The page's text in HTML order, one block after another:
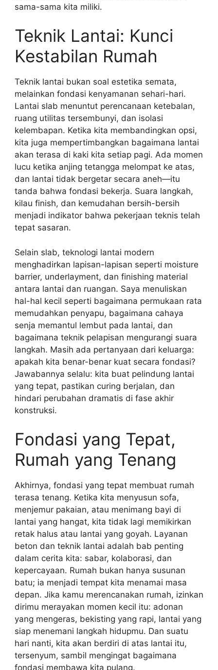
sama-sama kita miliki.
Teknik Lantai: Kunci
Kestabilan Rumah
Teknik lantai bukan soal estetika semata,
melainkan fondasi kenyamanan sehari-hari.
Lantai slab menuntut perencanaan ketebalan,
ruang utilitas tersembunyi, dan isolasi
kelembapan. Ketika kita membandingkan opsi,
kita juga mempertimbangkan bagaimana lantai
akan terasa di kaki kita setiap pagi. Ada momen
lucu ketika anjing tetangga melompat ke atas,
dan lantai tidak bergetar secara aneh—itu
tanda bahwa fondasi bekerja. Suara langkah,
kilau finish, dan kemudahan bersih-bersih
menjadi indikator bahwa pekerjaan teknis telah
tepat sasaran.
Selain slab, teknologi lantai modern
menghadirkan lapisan-lapisan seperti moisture
barrier, underlayment, dan finishing material
antara lantai dan ruangan. Saya menuliskan
hal-hal kecil seperti bagaimana permukaan rata
memudahkan penyapu, bagaimana cahaya
senja memantul lembut pada lantai, dan
bagaimana teknik pelapisan mengurangi suara
langkah. Masih ada pertanyaan dari keluarga:
apakah kita benar-benar kuat secara fondasi?
Jawabannya selalu: kita buat pelindung lantai
yang tepat, pastikan curing berjalan, dan
hindari perubahan dramatis di fase akhir
konstruksi.
Fondasi yang Tepat,
Rumah yang Tenang
Akhirnya, fondasi yang tepat membuat rumah
terasa tenang. Ketika kita menyusun sofa,
menjemur pakaian, atau menimang bayi di
lantai yang hangat, kita tidak lagi memikirkan
retak halus atau lantai yang goyah. Layanan
beton dan teknik lantai adalah bab penting
dalam cerita kita: sabar, kolaborasi, dan
kepercayaan. Rumah bukan hanya susunan
batu; ia menjadi tempat kita menamai masa
depan. Jika kamu merencanakan rumah, izinkan
dirimu merayakan momen kecil itu: adonan
yang mengeras, bekisting yang rapi, lantai yang
siap menemani langkah hidupmu. Dan suatu
hari nanti, kita akan berdiri di atas lantai itu,
tersenyum, sambil mengingat bagaimana
fondasi membawa kita pulang.